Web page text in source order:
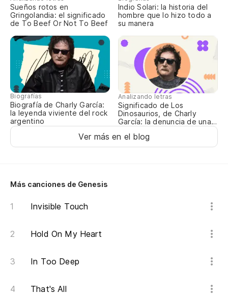
Sueños rotos en
Gringolandia: el significado
de To Beef Or Not To Beef
Indio Solari: la historia del
hombre que lo hizo todo a
su manera
Biografías
Biografía de Charly García:
la leyenda viviente del rock
argentino
Analizando letras
Significado de Los
Dinosaurios, de Charly
García: la denuncia de una
Ver más en el blog
Más canciones de Genesis
Invisible Touch
Hold On My Heart
In Too Deep
That's All